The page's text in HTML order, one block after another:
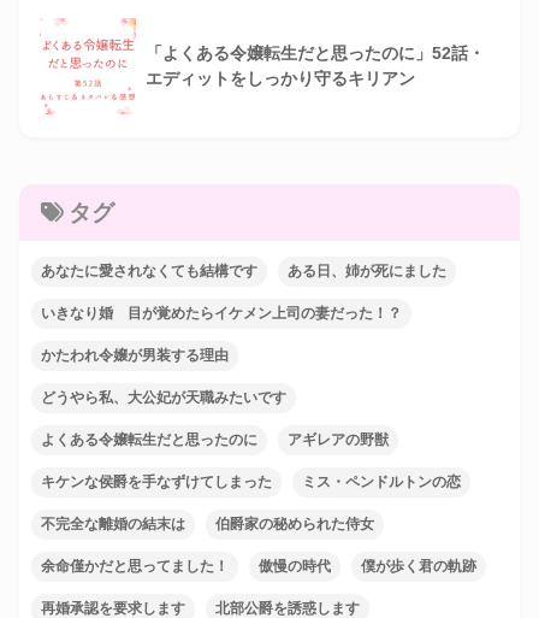
「よくある令嬢転生だと思ったのに」52話・
エディットをしっかり守るキリアン
タグ
あなたに愛されなくても結構です ある日、姉が死にました
いきなり婚 目が覚めたらイケメン上司の妻だった！？
かたわれ令嬢が男装する理由
どうやら私、大公妃が天職みたいです
よくある令嬢転生だと思ったのに アギレアの野獣
キケンな侯爵を手なずけてしまった ミス・ペンドルトンの恋
不完全な離婚の結末は 伯爵家の秘められた侍女
余命僅かだと思ってました！ 傲慢の時代 僕が歩く君の軌跡
再婚承認を要求します 北部公爵を誘惑します